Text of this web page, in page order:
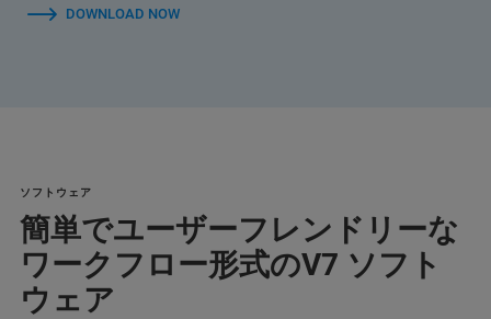
DOWNLOAD NOW
ソフトウェア
簡単でユーザーフレンドリーな
ワークフロー形式のV7 ソフト
ウェア